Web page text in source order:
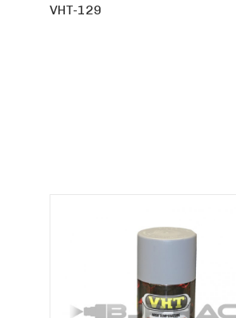
VHT-129